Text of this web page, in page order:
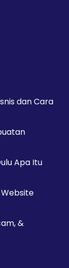
dan Cara
Apa Itu
&